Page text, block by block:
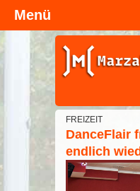
FREIZEIT
DanceFlair
endlich
Menü